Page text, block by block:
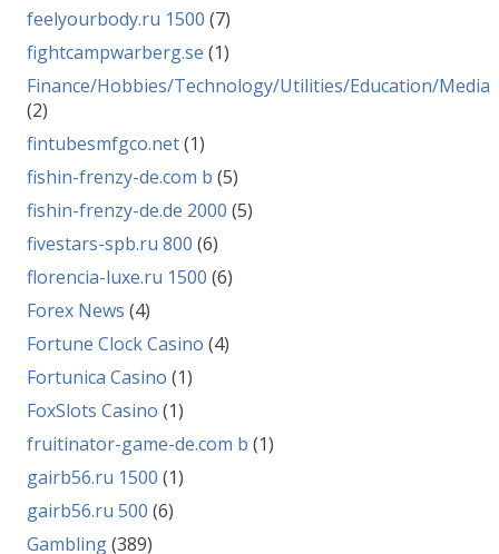
feelyourbody.ru 1500 (7)
fightcampwarberg.se (1)
Finance/Hobbies/Technology/Utilities/Education/Media
(2)
fintubesmfgco.net(1)
fishin-frenzy-de.com b (5)
fishin-frenzy-de.de 2000 (5)
fivestars-spb.ru 800 (6)
florencia-luxe.ru 1500 (6)
Forex News (4)
Fortune Clock Casino (4)
Fortunica Casino (1)
FoxSlots Casino (1)
fruitinator-game-de.com b (1)
gairb56.ru 1500 (1)
gairb56.ru 500 (6)
Gambling(389)